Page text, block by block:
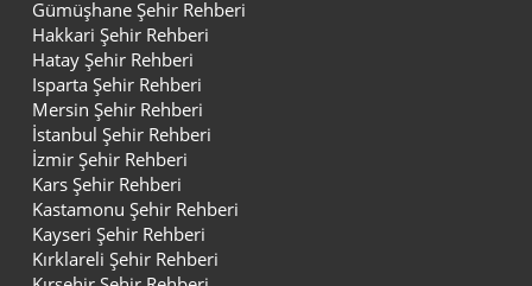
Gümüşhane Şehir Rehberi
Hakkari Şehir Rehberi
Hatay Şehir Rehberi
Isparta Şehir Rehberi
Mersin Şehir Rehberi
İstanbul Şehir Rehberi
İzmir Şehir Rehberi
Kars Şehir Rehberi
Kastamonu Şehir Rehberi
Kayseri Şehir Rehberi
Kırklareli Şehir Rehberi